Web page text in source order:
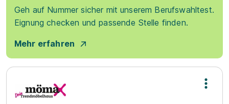
Geh auf Nummer sicher mit unserem Berufswahltest.
Eignung checken und passende Stelle finden.
Mehr erfahren